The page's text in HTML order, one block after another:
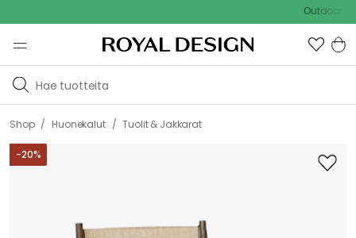
Outdoor Sale -
Shop / Huonekalut / Tuolit & Jakkarat
-20%